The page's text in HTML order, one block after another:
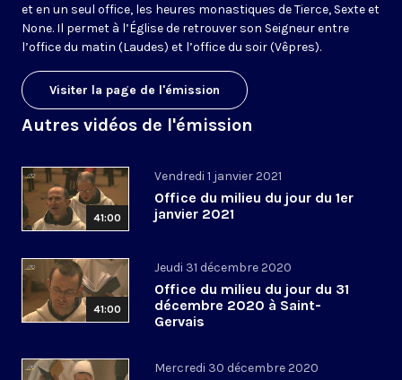
et en un seul office, les heures monastiques de Tierce, Sexte et
None. Il permet à l’Église de retrouver son Seigneur entre
l’office du matin (Laudes) et l’office du soir (Vêpres).
Visiter la page de l'émission
Autres vidéos de l'émission
41:00
Vendredi 1 janvier 2021
Office du milieu du jour du 1er
janvier 2021
41:00
Jeudi 31 décembre 2020
Office du milieu du jour du 31
décembre 2020 à Saint-
Gervais
Mercredi 30 décembre 2020